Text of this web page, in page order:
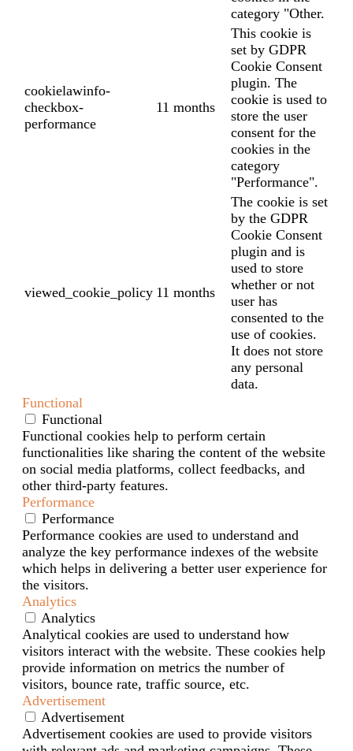
category "Other.
cookielawinfo-
checkbox-
performance
11 months
This cookie is
set by GDPR
Cookie Consent
plugin. The
cookie is used to
store the user
consent for the
cookies in the
category
"Performance".
viewed_cookie_policy 11 months
The cookie is set
by the GDPR
Cookie Consent
plugin and is
used to store
whether or not
user has
consented to the
use of cookies.
It does not store
any personal
data.
Functional
Functional
Functional cookies help to perform certain
functionalities like sharing the content of the website
on social media platforms, collect feedbacks, and
other third-party features.
Performance
Performance
Performance cookies are used to understand and
analyze the key performance indexes of the website
which helps in delivering a better user experience for
the visitors.
Analytics
Analytics
Analytical cookies are used to understand how
visitors interact with the website. These cookies help
provide information on metrics the number of
visitors, bounce rate, traffic source, etc.
Advertisement
Advertisement
Advertisement cookies are used to provide visitors